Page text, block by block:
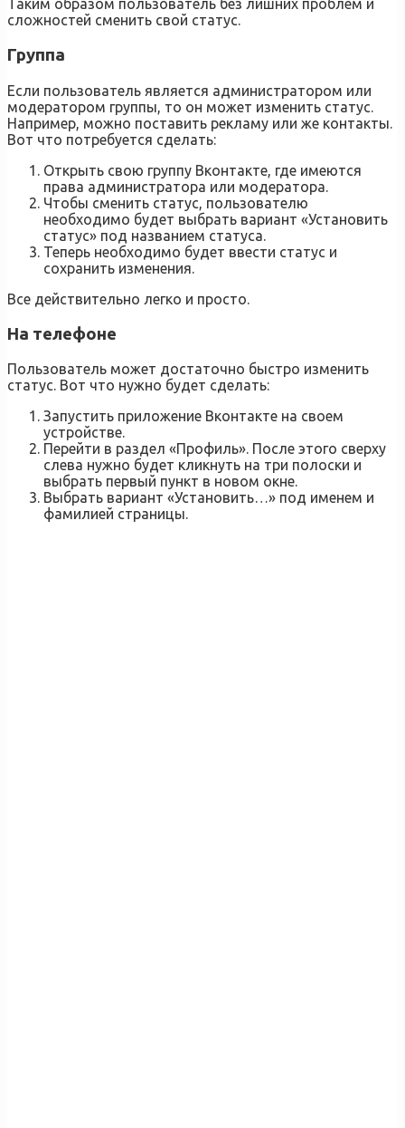
Таким образом пользователь без лишних проблем и
сложностей сменить свой статус.
Группа
Если пользователь является администратором или
модератором группы, то он может изменить статус.
Например, можно поставить рекламу или же контакты.
Вот что потребуется сделать:
Открыть свою группу Вконтакте, где имеются
права администратора или модератора.
Чтобы сменить статус, пользователю
необходимо будет выбрать вариант «Установить
статус» под названием статуса.
Теперь необходимо будет ввести статус и
сохранить изменения.
Все действительно легко и просто.
На телефоне
Пользователь может достаточно быстро изменить
статус. Вот что нужно будет сделать:
Запустить приложение Вконтакте на своем
устройстве.
Перейти в раздел «Профиль». После этого сверху
слева нужно будет кликнуть на три полоски и
выбрать первый пункт в новом окне.
Выбрать вариант «Установить…» под именем и
фамилией страницы.